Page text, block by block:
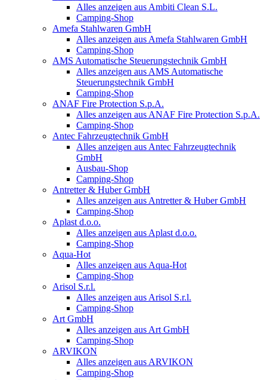
Alles anzeigen aus Ambiti Clean S.L.
Camping-Shop
Amefa Stahlwaren GmbH
Alles anzeigen aus Amefa Stahlwaren GmbH
Camping-Shop
AMS Automatische Steuerungstechnik GmbH
Alles anzeigen aus AMS Automatische
Steuerungstechnik GmbH
Camping-Shop
ANAF Fire Protection S.p.A.
Alles anzeigen aus ANAF Fire Protection S.p.A.
Camping-Shop
Antec Fahrzeugtechnik GmbH
Alles anzeigen aus Antec Fahrzeugtechnik
GmbH
Ausbau-Shop
Camping-Shop
Antretter & Huber GmbH
Alles anzeigen aus Antretter & Huber GmbH
Camping-Shop
Aplast d.o.o.
Alles anzeigen aus Aplast d.o.o.
Camping-Shop
Aqua-Hot
Alles anzeigen aus Aqua-Hot
Camping-Shop
Arisol S.r.l.
Alles anzeigen aus Arisol S.r.l.
Camping-Shop
Art GmbH
Alles anzeigen aus Art GmbH
Camping-Shop
ARVIKON
Alles anzeigen aus ARVIKON
Camping-Shop